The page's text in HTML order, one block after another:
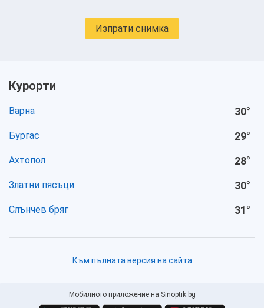
Изпрати снимка
Курорти
Варна 30°
Бургас 29°
Ахтопол 28°
Златни пясъци 30°
Слънчев бряг 31°
Към пълната версия на сайта
Мобилното приложение на Sinoptik.bg